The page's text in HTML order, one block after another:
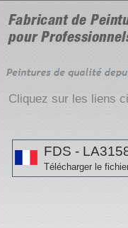
Cliquez sur les liens
FDS -
Télécharger le